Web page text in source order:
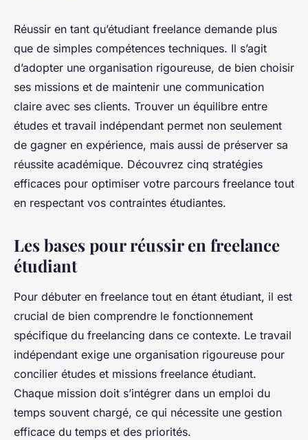
Missions freelance étudiant : 5
stratégies efficaces pour
réussir
Yasmine•10 octobre 2025 •7 min de lecture
Réussir en tant qu’étudiant freelance demande plus
que de simples compétences techniques. Il s’agit
d’adopter une organisation rigoureuse, de bien choisir
ses missions et de maintenir une communication
claire avec ses clients. Trouver un équilibre entre
études et travail indépendant permet non seulement
de gagner en expérience, mais aussi de préserver sa
réussite académique. Découvrez cinq stratégies
efficaces pour optimiser votre parcours freelance tout
en respectant vos contraintes étudiantes.
Les bases pour réussir en freelance
étudiant
Pour débuter en freelance tout en étant étudiant, il est
crucial de bien comprendre le fonctionnement
spécifique du freelancing dans ce contexte. Le travail
indépendant exige une organisation rigoureuse pour
concilier études et missions freelance étudiant.
Chaque mission doit s’intégrer dans un emploi du
temps souvent chargé, ce qui nécessite une gestion
efficace du temps et des priorités.